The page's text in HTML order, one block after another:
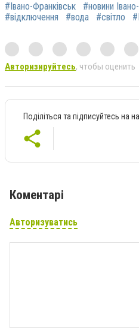
#Івано-Франківськ #новини
#відключення
#вода #світло
Авторизируйтесь, чтобы оценить
Поділіться та підписуйтесь на
Коментарі
Авторизуватись